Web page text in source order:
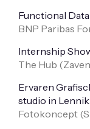
Functional
BNP Paribas
Internship
The Hub (
Ervaren
studio in Lennik
Fotokoncept (